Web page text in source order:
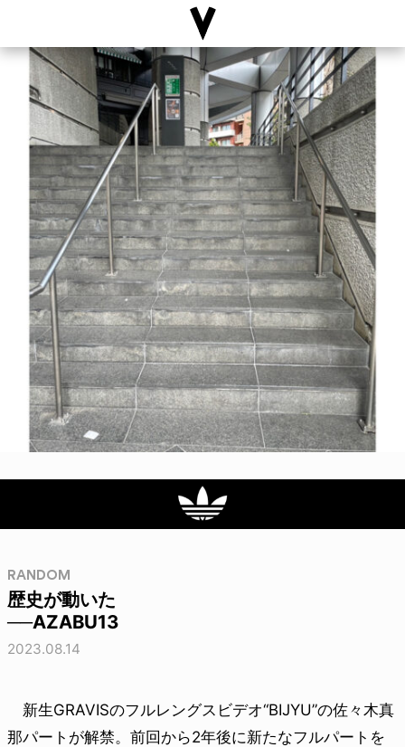
RANDOM
歴史が動いた
──AZABU13
2023.08.14
新生GRAVISのフルレングスビデオ“BIJYU”の佐々木真
那パートが解禁。前回から2年後に新たなフルパートを